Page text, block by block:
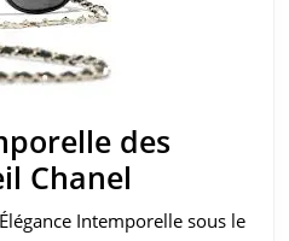
des
Chanel
Intemporelle sous le